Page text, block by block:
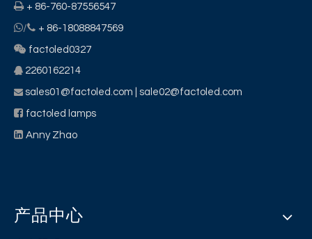
 + 86-760-87556547
/ + 86-18088847569
 factoled0327
 2260162214
 sales01@factoled.com
| sale02@factoled.com
 factoled lamps
 Anny Zhao
产品中心